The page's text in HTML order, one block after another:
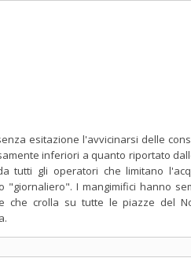
esitazione l'avvicinarsi delle
inferiori a quanto riportato
tutti gli operatori che limitano
"giornaliero". I mangimifici hanno
che crolla su tutte le piazze del